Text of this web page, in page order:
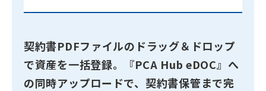
契約書PDFファイルのドラッグ＆ドロップ
で資産を一括登録。『PCA Hub eDOC』へ
の同時アップロードで、契約書保管まで完